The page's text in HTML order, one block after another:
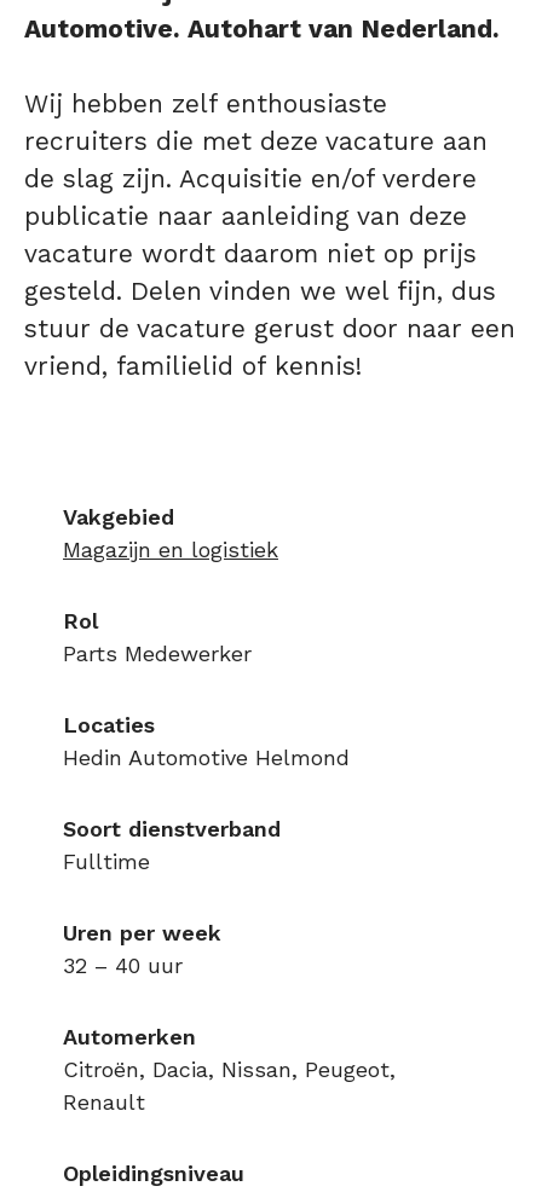
Automotive. Autohart van Nederland.
Wij hebben zelf enthousiaste
recruiters die met deze vacature aan
de slag zijn. Acquisitie en/of verdere
publicatie naar aanleiding van deze
vacature wordt daarom niet op prijs
gesteld. Delen vinden we wel fijn, dus
stuur de vacature gerust door naar een
vriend, familielid of kennis!
Vakgebied
Magazijn en logistiek
Rol
Parts Medewerker
Locaties
Hedin Automotive Helmond
Soort dienstverband
Fulltime
Uren per week
32 – 40 uur
Automerken
Citroën, Dacia, Nissan, Peugeot,
Renault
Opleidingsniveau